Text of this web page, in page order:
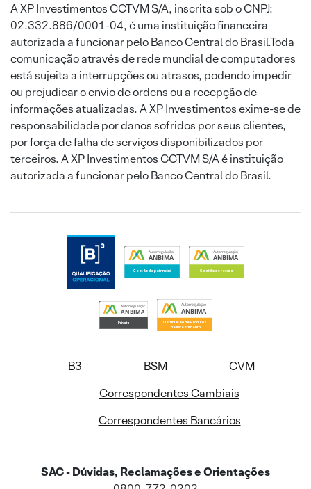
A XP Investimentos CCTVM S/A, inscrita sob o CNPJ:
02.332.886/0001-04, é uma instituição financeira
autorizada a funcionar pelo Banco Central do Brasil.Toda
comunicação através de rede mundial de computadores
está sujeita a interrupções ou atrasos, podendo impedir
ou prejudicar o envio de ordens ou a recepção de
informações atualizadas. A XP Investimentos exime-se de
responsabilidade por danos sofridos por seus clientes,
por força de falha de serviços disponibilizados por
terceiros. A XP Investimentos CCTVM S/A é instituição
autorizada a funcionar pelo Banco Central do Brasil.
B3 BSM
CVM
Correspondentes Cambiais
Correspondentes Bancários
SAC - Dúvidas, Reclamações e Orientações